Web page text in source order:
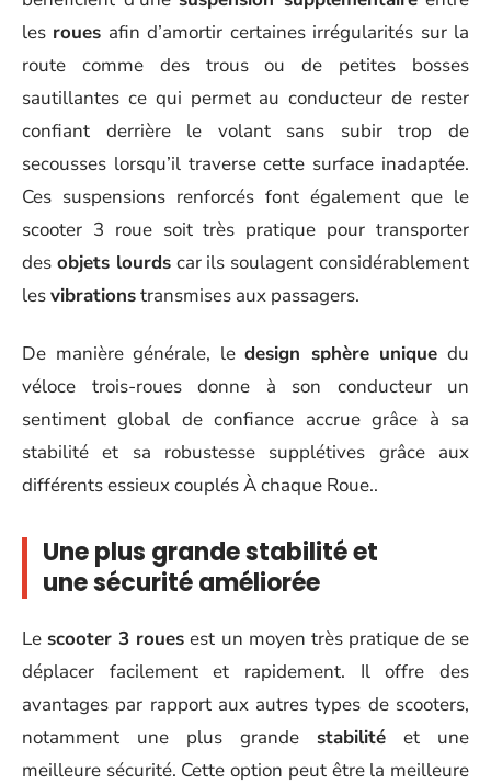
les roues afin d’amortir certaines irrégularités sur la
route comme des trous ou de petites bosses
sautillantes ce qui permet au conducteur de rester
confiant derrière le volant sans subir trop de
secousses lorsqu’il traverse cette surface inadaptée.
Ces suspensions renforcés font également que le
scooter 3 roue soit très pratique pour transporter
des objets lourdscar ils soulagent considérablement
lesvibrationstransmises aux passagers.
De manière générale, ledesign sphère unique du
véloce trois-roues donne à son conducteur un
sentiment global de confiance accrue grâce à sa
stabilité et sa robustesse supplétives grâce aux
différents essieux couplés À chaque Roue..
Une plus grande stabilité et
unesécuritéaméliorée
Le scooter 3 roues est un moyen très pratique de se
déplacer facilement et rapidement. Il offre des
avantages par rapport aux autres types de scooters,
notamment une plus grande stabilité et une
meilleure sécurité. Cette option peut être la meilleure